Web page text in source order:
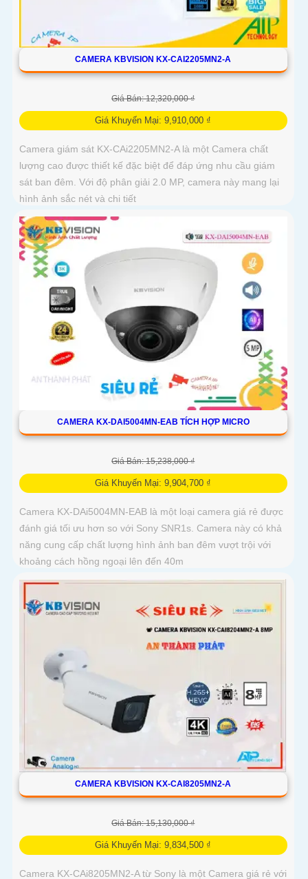
CAMERA KBVISION KX-CAI2205MN2-A
Giá Bán: 12,320,000 ₫
Giá Khuyến Mại: 9,910,000 ₫
Camera giám sát KX-CAi2205MN2-A là một Camera chất
lượng cao được thiết kế đặc biệt để đáp ứng nhu cầu giám
sát ban đêm. Với độ phân giải 2.0 MP, camera này mang lại
hình ảnh sắc nét và chi tiết
CAMERA KX-DAI5004MN-EAB TÍCH HỢP MICRO
Giá Bán: 15,238,000 ₫
Giá Khuyến Mại: 9,904,700 ₫
Camera KX-DAi5004MN-EAB là một loại camera giá rẻ được
đánh giá tối ưu hơn so với Sony SNR1s. Camera này có khả
năng cung cấp chất lượng hình ảnh ban đêm vượt trội với
khoảng cách hồng ngoại lên đến 40m
CAMERA KBVISION KX-CAI8205MN2-A
Giá Bán: 15,130,000 ₫
Giá Khuyến Mại: 9,834,500 ₫
Camera KX-CAi8205MN2-A từ Sony là một Camera giá rẻ với